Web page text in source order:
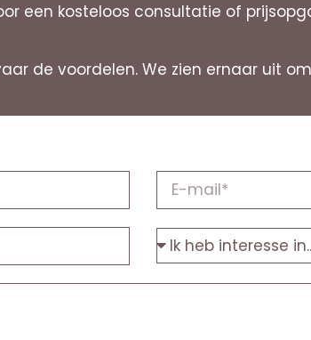
een kosteloos consultatie of
de voordelen. We zien ernaar uit